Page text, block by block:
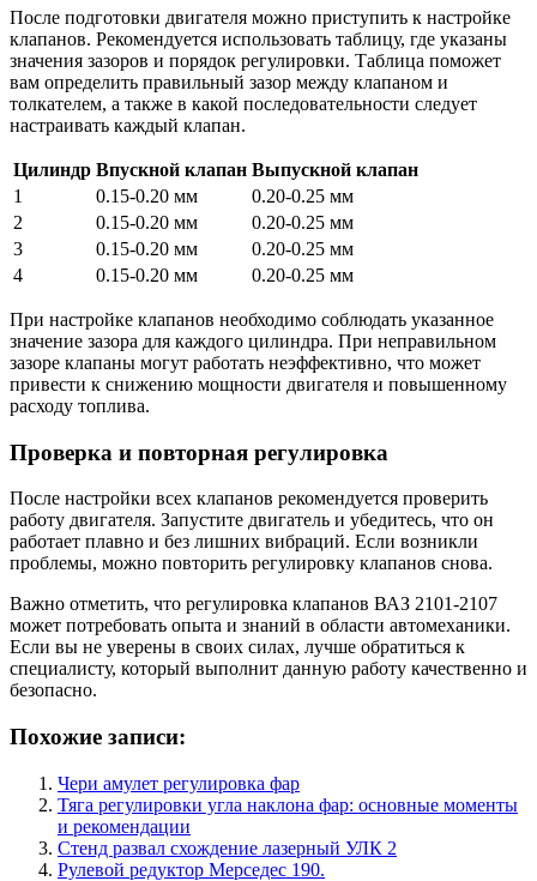
После подготовки двигателя можно приступить к настройке
клапанов. Рекомендуется использовать таблицу, где указаны
значения зазоров и порядок регулировки. Таблица поможет
вам определить правильный зазор между клапаном и
толкателем, а также в какой последовательности следует
настраивать каждый клапан.
Цилиндр Впускной клапан Выпускной клапан
1
0.15-0.20 мм
0.20-0.25 мм
2
0.15-0.20 мм
0.20-0.25 мм
3
0.15-0.20 мм
0.20-0.25 мм
4
0.15-0.20 мм 0.20-0.25 мм
При настройке клапанов необходимо соблюдать указанное
значение зазора для каждого цилиндра. При неправильном
зазоре клапаны могут работать неэффективно, что может
привести к снижению мощности двигателя и повышенному
расходу топлива.
Проверка и повторная регулировка
После настройки всех клапанов рекомендуется проверить
работу двигателя. Запустите двигатель и убедитесь, что он
работает плавно и без лишних вибраций. Если возникли
проблемы, можно повторить регулировку клапанов снова.
Важно отметить, что регулировка клапанов ВАЗ 2101-2107
может потребовать опыта и знаний в области автомеханики.
Если вы не уверены в своих силах, лучше обратиться к
специалисту, который выполнит данную работу качественно и
безопасно.
Похожие записи:
Чери амулет регулировка фар
Тяга регулировки угла наклона фар: основные моменты
и рекомендации
Стенд развал схождение лазерный УЛК 2
Рулевой редуктор Мерседес 190.